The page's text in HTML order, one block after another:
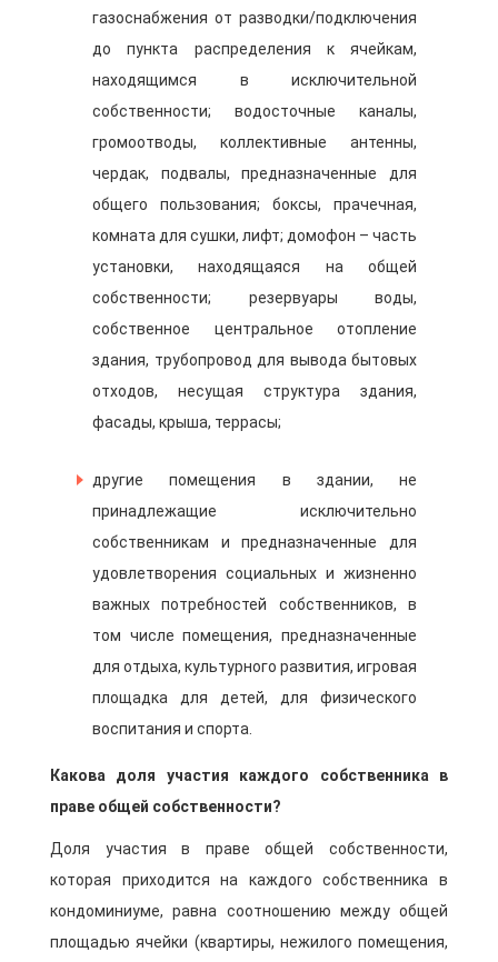
газоснабжения от разводки/подключения
до пункта распределения к ячейкам,
находящимся в исключительной
собственности; водосточные каналы,
громоотводы, коллективные антенны,
чердак, подвалы, предназначенные для
общего пользования; боксы, прачечная,
комната для сушки, лифт; домофон – часть
установки, находящаяся на общей
собственности; резервуары воды,
собственное центральное отопление
здания, трубопровод для вывода бытовых
отходов, несущая структура здания,
фасады, крыша, террасы;
другие помещения в здании, не
принадлежащие исключительно
собственникам и предназначенные для
удовлетворения социальных и жизненно
важных потребностей собственников, в
том числе помещения, предназначенные
для отдыха, культурного развития, игровая
площадка для детей, для физического
воспитания и спорта.
Какова доля участия каждого собственника в
праве общей собственности?
Доля участия в праве общей собственности,
которая приходится на каждого собственника в
кондоминиуме, равна соотношению между общей
площадью ячейки (квартиры, нежилого помещения,